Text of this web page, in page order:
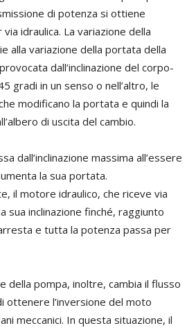
di potenza si ottiene
idraulica. La variazione della
alla variazione della portata della
dall’inclinazione del corpo-
gradi in un senso o nell’altro, le
modificano la portata e quindi la
di uscita del cambio.
dall’inclinazione massima all’essere
la sua portata.
il motore idraulico, che riceve via
sua inclinazione finché, raggiunto
e tutta la potenza passa per
della pompa, inoltre, cambia il flusso
ottenere l’inversione del moto
meccanici. In questa situazione, il